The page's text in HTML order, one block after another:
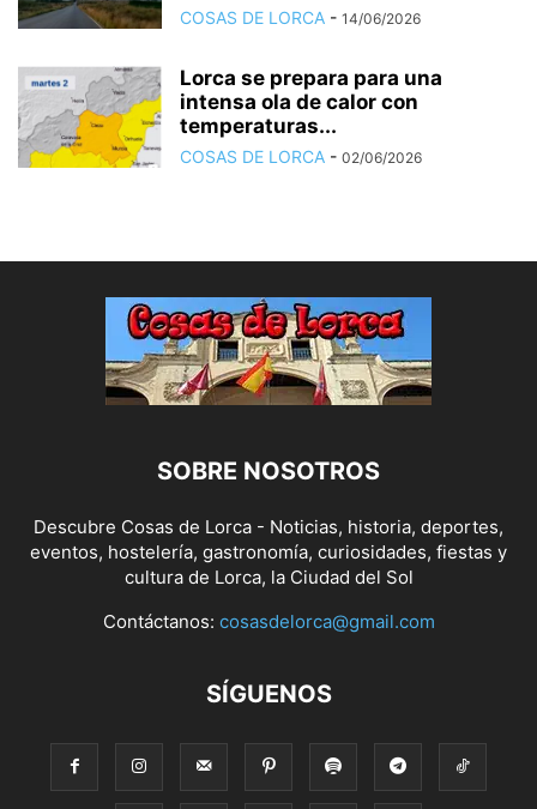
COSAS DE LORCA - 14/06/2026
Lorca se prepara para una
intensa ola de calor con
temperaturas...
COSAS DE LORCA - 02/06/2026
SOBRE NOSOTROS
Descubre Cosas de Lorca - Noticias, historia, deportes,
eventos, hostelería, gastronomía, curiosidades, fiestas y
cultura de Lorca, la Ciudad del Sol
Contáctanos: cosasdelorca@gmail.com
SÍGUENOS